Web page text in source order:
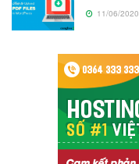
11/06/2020